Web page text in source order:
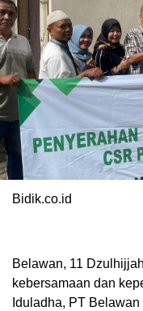
Bidik.co.id
Belawan, 11
kebersamaan dan
Iduladha, PT